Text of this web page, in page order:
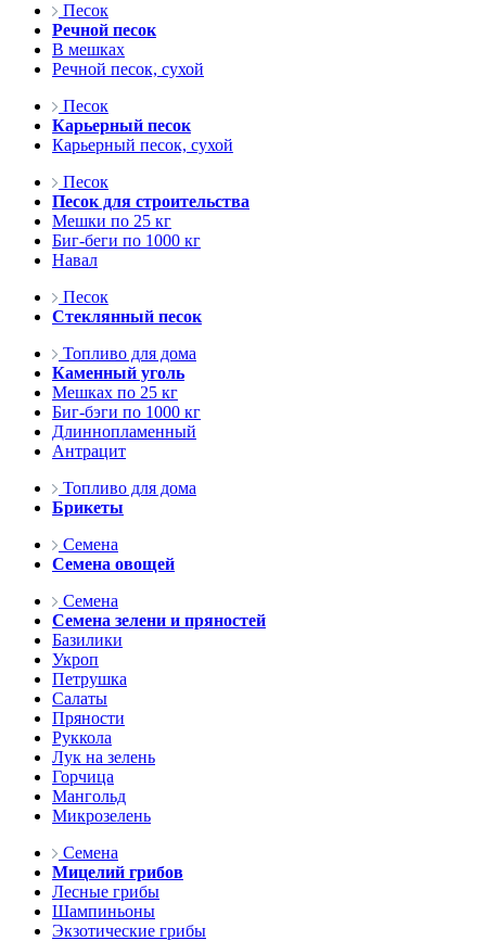
Песок
Речной песок
В мешках
Речной песок, сухой
Песок
Карьерный песок
Карьерный песок, сухой
Песок
Песок для строительства
Мешки по 25 кг
Биг-беги по 1000 кг
Навал
Песок
Стеклянный песок
Топливо для дома
Каменный уголь
Мешках по 25 кг
Биг-бэги по 1000 кг
Длиннопламенный
Антрацит
Топливо для дома
Брикеты
Семена
Семена овощей
Семена
Семена зелени и пряностей
Базилики
Укроп
Петрушка
Салаты
Пряности
Руккола
Лук на зелень
Горчица
Мангольд
Микрозелень
Семена
Мицелий грибов
Лесные грибы
Шампиньоны
Экзотические грибы